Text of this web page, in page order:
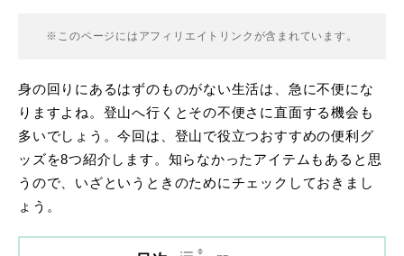
※このページにはアフィリエイトリンクが含まれています。
身の回りにあるはずのものがない生活は、急に不便にな
りますよね。登山へ行くとその不便さに直面する機会も
多いでしょう。今回は、登山で役立つおすすめの便利グ
ッズを8つ紹介します。知らなかったアイテムもあると思
うので、いざというときのためにチェックしておきまし
ょう。